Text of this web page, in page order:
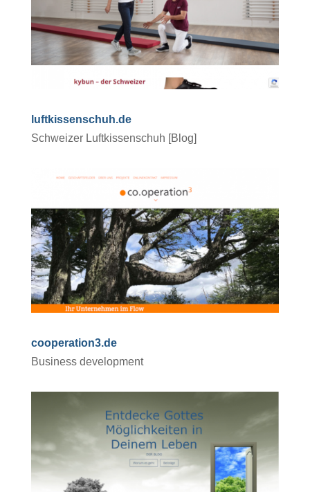
luftkissenschuh.de
Schweizer Luftkissenschuh [Blog]
cooperation3.de
Business development